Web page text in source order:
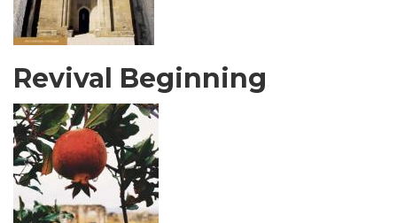
Revival Beginning